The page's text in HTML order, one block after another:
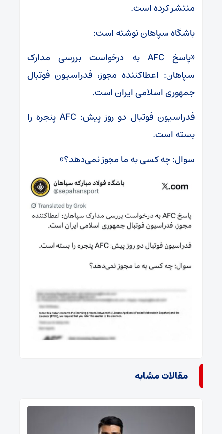
منتشر کرده است.
باشگاه سپاهان نوشته است:
«‏پاسخ AFC به درخواست بررسی مدارک
سپاهان: اعطاکننده مجوز، فدراسیون فوتبال
جمهوری اسلامی ایران است.
‏فدراسیون فوتبال دو روز پیش: AFC پنجره را
بسته است.
‏سوال: چه کسی به ما مجوز نمی‌دهد؟»
مقالات مشابه